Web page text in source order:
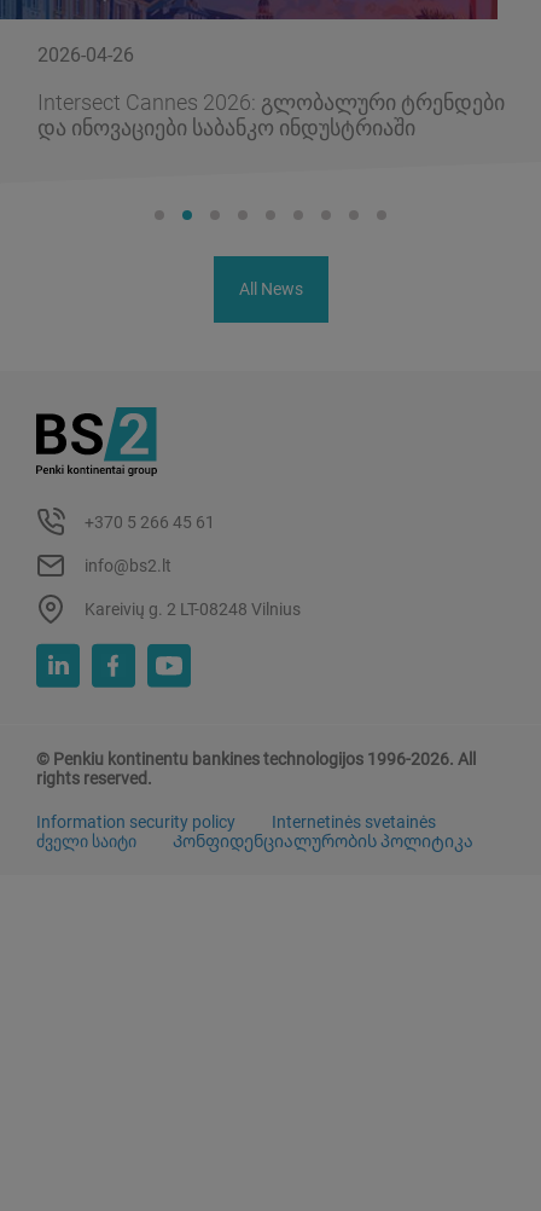
2026-04-26
Intersect Cannes 2026: გლობალური ტრენდები
და ინოვაციები საბანკო ინდუსტრიაში
All News
+370 5 266 45 61
info@bs2.lt
Kareivių g. 2 LT-08248 Vilnius
© Penkiu kontinentu bankines technologijos 1996-2026. All
rights reserved.
Information security policy
Internetinės svetainės
ძველი საიტი
Კონფიდენციალურობის პოლიტიკა